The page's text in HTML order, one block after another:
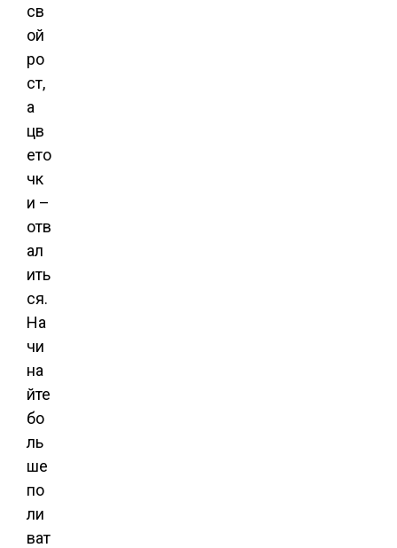
св
ой
ро
ст,
а
цв
ето
чк
и –
отв
ал
ить
ся.
На
чи
на
йте
бо
ль
ше
по
ли
ват